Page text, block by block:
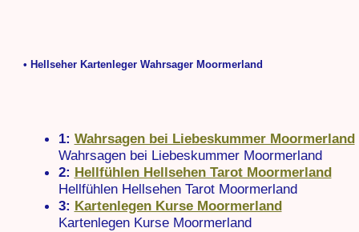
• Hellseher Kartenleger Wahrsager Moormerland
1: Wahrsagen bei Liebeskummer Moormerland
Wahrsagen bei Liebeskummer Moormerland
2: Hellfühlen Hellsehen Tarot Moormerland
Hellfühlen Hellsehen Tarot Moormerland
3: Kartenlegen Kurse Moormerland
Kartenlegen Kurse Moormerland